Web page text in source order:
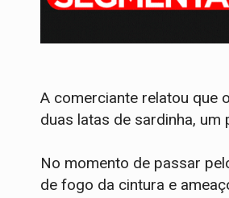
​A comerciante relatou que
duas latas de sardinha,
​No momento de passar
de fogo da cintura e